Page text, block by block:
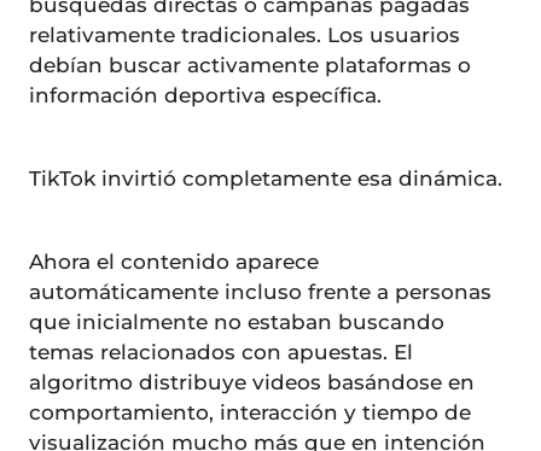
búsquedas directas o campañas pagadas
relativamente tradicionales. Los usuarios
debían buscar activamente plataformas o
información deportiva específica.
TikTok invirtió completamente esa dinámica.
Ahora el contenido aparece
automáticamente incluso frente a personas
que inicialmente no estaban buscando
temas relacionados con apuestas. El
algoritmo distribuye videos basándose en
comportamiento, interacción y tiempo de
visualización mucho más que en intención